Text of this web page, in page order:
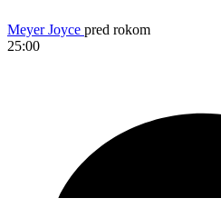
Meyer Joyce pred rokom
25:00